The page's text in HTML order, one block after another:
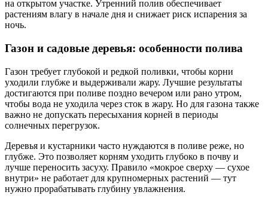
на открытом участке. Утренний полив обеспечивает
растениям влагу в начале дня и снижает риск испарения за
ночь.
Газон и садовые деревья: особенности полива
Газон требует глубокой и редкой поливки, чтобы корни
уходили глубже и выдерживали жару. Лучшие результаты
достигаются при поливе поздно вечером или рано утром,
чтобы вода не уходила через сток в жару. Но для газона также
важно не допускать пересыхания корней в периоды
солнечных перегрузок.
Деревья и кустарники часто нуждаются в поливе реже, но
глубже. Это позволяет корням уходить глубоко в почву и
лучше переносить засуху. Правило «мокрое сверху — сухое
внутри» не работает для крупномерных растений — тут
нужно прорабатывать глубину увлажнения.